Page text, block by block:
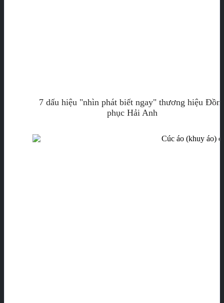
7 dấu hiệu "nhìn phát biết ngay" thương hiệu
phục Hải Anh